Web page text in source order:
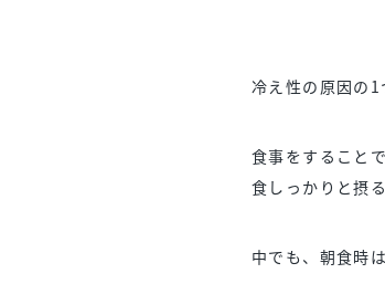
冷え性の原因の1
食事をすること
食しっかりと摂
中でも、朝食時